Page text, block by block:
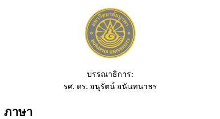
บรรณาธิการ:
รศ. ดร. อนุรัตน์ อนันทนาธร
ภาษา